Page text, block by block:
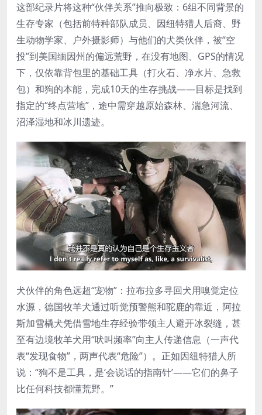
这部纪录片将这种“伙伴关系”推向极致：6组不同背景的
生存专家（包括前特种部队成员、因纽特猎人后裔、野
生动物学家、户外摄影师）与他们的犬类伙伴，被“空
投”到美国缅因州的偏远荒野，在没有地图、GPS的情况
下，仅依靠背包里的基础工具（打火石、净水片、急救
包）和狗的本能，完成10天的生存挑战——目标是找到
指定的“终点营地”，途中需穿越原始森林、湍急河流、
沼泽湿地和冰川遗迹。
犬伙伴的角色远超“宠物”：拉布拉多寻回犬用嗅觉定位
水源，德国牧羊犬通过听觉预警熊和驼鹿的靠近，阿拉
斯加雪橇犬凭借雪地生存经验带领主人避开冰裂缝，甚
至有边境牧羊犬用“吠叫频率”向主人传递信息（一声代
表“发现食物”，两声代表“危险”）。正如因纽特猎人所
说：“狗不是工具，是‘会说话的指南针’——它们的鼻子
比任何科技都懂荒野。”